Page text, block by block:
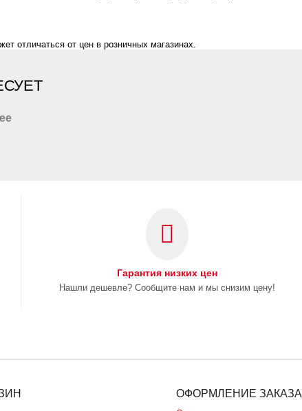
отличаться от цен в розничных магазинах.
Гарантия низких цен
Нашли дешевле? Сообщите нам и мы снизим цену!
ОФОРМЛЕНИЕ ЗАКАЗА